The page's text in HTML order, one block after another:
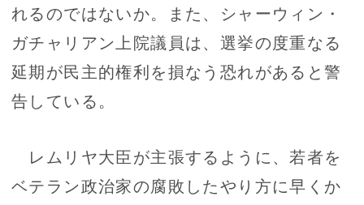
れるのではないか。また、シャーウィン・
ガチャリアン上院議員は、選挙の度重なる
延期が民主的権利を損なう恐れがあると警
告している。
レムリヤ大臣が主張するように、若者を
ベテラン政治家の腐敗したやり方に早くか